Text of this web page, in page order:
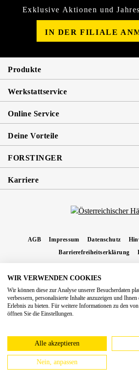
Exklusive Aktionen und
IN DER FILIALE
Produkte
Werkstattservice
Online Service
Deine Vorteile
FORSTINGER
Karriere
AGB Impressum Datenschutz
Barrierefreiheitserklärung
Nachnahmegebühren, wenn nicht
Copyright 2026 Forstinger
Königstetter Straße 128 - 134/OG3,
europäschen Online-Streitbeilegungs-Plattform
WIR VERWENDEN COOKIES
Wir können diese zur Analyse unserer Besucherdaten
verbessern, personalisierte Inhalte anzuzeigen und
Erlebnis zu bieten. Für weitere Informationen zu den
öffnen Sie die Einstellungen.
Alle akzeptieren
Nein, anpassen